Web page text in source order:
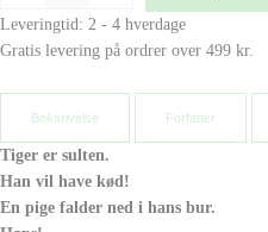
Leveringtid: 2 - 4 hverdage
Gratis levering på ordrer over 499 kr.
Beksrivelse Forfatter
Tiger er sulten.
Han vil have kød!
En pige falder ned i hans bur.